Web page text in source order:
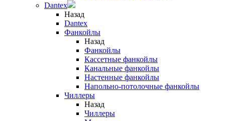
Dantex
Назад
Dantex
Фанкойлы
Назад
Фанкойлы
Кассетные фанкойлы
Канальные фанкойлы
Настенные фанкойлы
Напольно-потолочные фанкойлы
Чиллеры
Назад
Чиллеры